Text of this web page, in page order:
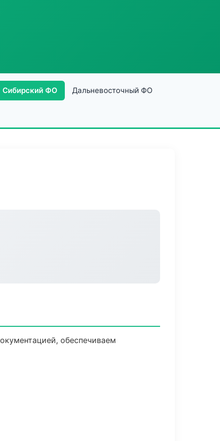
Сибирский ФО Дальневосточный ФО
обеспечиваем